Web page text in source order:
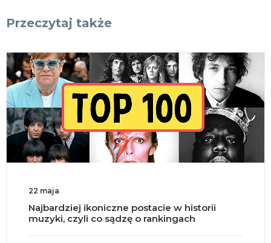
Przeczytaj także
22 maja
Najbardziej ikoniczne postacie w historii
muzyki, czyli co sądzę o rankingach